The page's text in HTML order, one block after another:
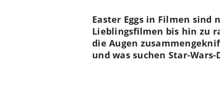
Easter Eggs in Filmen
Lieblingsfilmen bis hin zu
die Augen
und was suchen Star-